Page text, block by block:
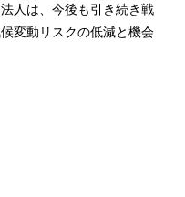
人は、今後も引き続き戦
変動リスクの低減と機会